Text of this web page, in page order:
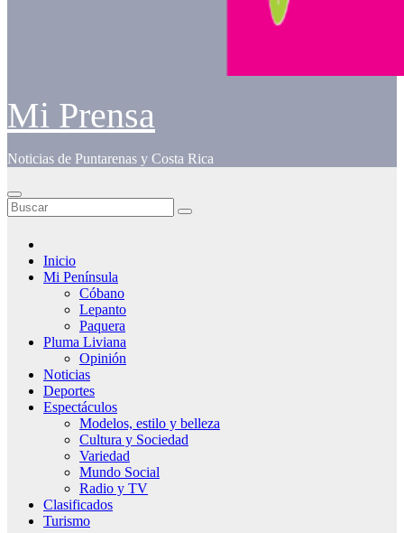
Mi Prensa
Noticias de Puntarenas y Costa Rica
Inicio
Mi Península
Cóbano
Lepanto
Paquera
Pluma Liviana
Opinión
Noticias
Deportes
Espectáculos
Modelos, estilo y belleza
Cultura y Sociedad
Variedad
Mundo Social
Radio y TV
Clasificados
Turismo